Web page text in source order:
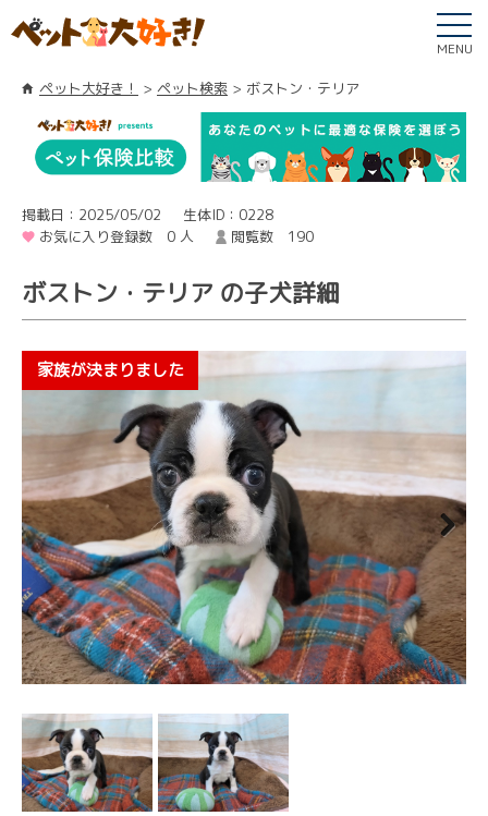
MENU
ペット大好き！ ペット検索 ボストン・テリア
掲載日：2025/05/02
生体ID：0228
お気に入り登録数 0 人
閲覧数 190
ボストン・テリア の子犬詳細
Next